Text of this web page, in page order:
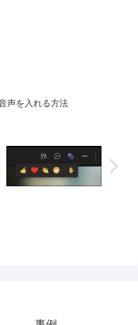
声を入れる方法